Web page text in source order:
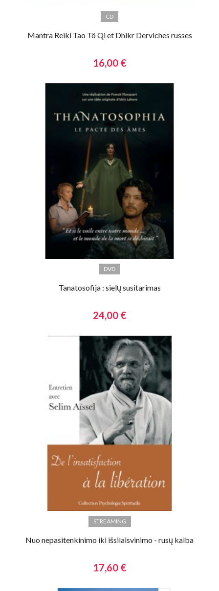
CD
Mantra Reiki Tao Tö Qi et Dhikr Derviches russes
16,00 €
DVD
Tanatosofija : sielų susitarimas
24,00 €
STREAMING
Nuo nepasitenkinimo iki išsilaisvinimo - rusų kalba
17,60 €